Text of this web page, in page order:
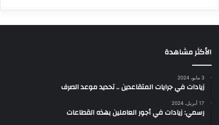
الأكثر مشاهدة
3 مايو، 2024
زيادات في جرايات المتقاعدين .. تحديد موعد الصرف
17 أبريل، 2024
رسمي: زيادات في أجور العاملين بهذه القطاعات